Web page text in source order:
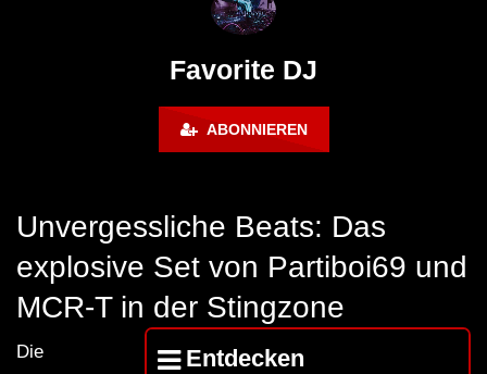
Favorite DJ
ABONNIEREN
Unvergessliche Beats: Das
explosive Set von Partiboi69 und
MCR-T in der Stingzone
Entdecken
Die